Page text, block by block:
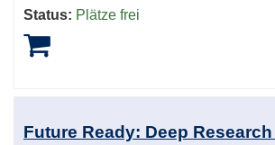
Status: Plätze frei
Future Ready: Deep